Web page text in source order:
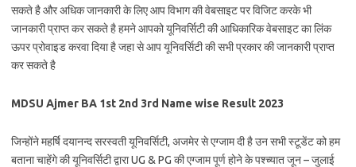
सकते है और अधिक जानकारी के लिए आप विभाग की वेबसाइट पर विजिट करके भी
जानकारी प्राप्त कर सकते है हमने आपको यूनिवर्सिटी की आधिकारिक वेबसाइट का लिंक
ऊपर प्रोवाइड करवा दिया है जहा से आप यूनिवर्सिटी की सभी प्रकार की जानकारी प्राप्त
कर सकते है
MDSU Ajmer BA 1st 2nd 3rd Name wise Result 2023
जिन्होंने महर्षि दयानन्द सरस्वती यूनिवर्सिटी, अजमेर से एग्जाम दी है उन सभी स्टूडेंट को हम
बताना चाहेंगे की यूनिवर्सिटी द्वारा UG & PG की एग्जाम पूर्ण होने के पश्च्यात जून – जुलाई